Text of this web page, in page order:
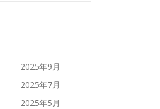
2025年9月
2025年7月
2025年5月